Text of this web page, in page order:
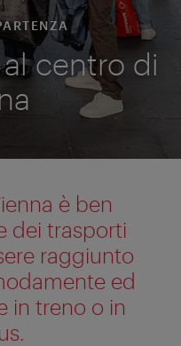
centro di
è ben
dei trasporti
raggiunto
ed
in treno o in